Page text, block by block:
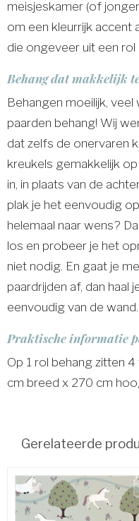
meisjeskamer (of
om een kleurrijk accent
die ongeveer uit een rol
Behang dat makkelijk
Behangen moeilijk,
paarden behang! Wij
dat zelfs de onervaren
kreukels gemakkelijk
in, in plaats van de
plak je het eenvoudig
helemaal naar wens?
los en probeer je het
niet nodig. En gaat je
paardrijden af, dan haal
eenvoudig van de wand.
Praktische informatie
Op 1 rol behang zitten
cm breed x 270 cm
Gerelateerde